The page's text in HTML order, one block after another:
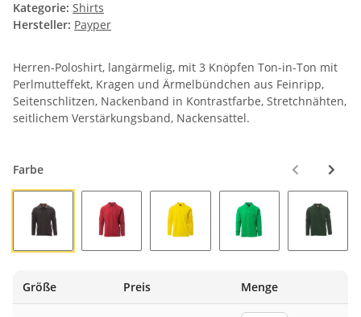
Kategorie: Shirts
Hersteller: Payper
Herren-Poloshirt, langärmelig, mit 3 Knöpfen Ton-in-Ton mit
Perlmutteffekt, Kragen und Ärmelbündchen aus Feinripp,
Seitenschlitzen, Nackenband in Kontrastfarbe, Stretchnähten,
seitlichem Verstärkungsband, Nackensattel.
Farbe
Größe
Preis Menge